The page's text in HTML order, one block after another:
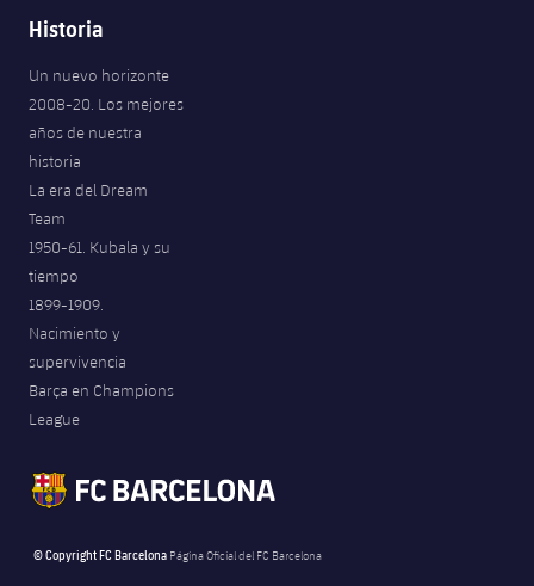
Historia
Un nuevo horizonte
2008-20. Los mejores
años de nuestra
historia
La era del Dream
Team
1950-61. Kubala y su
tiempo
1899-1909.
Nacimiento y
supervivencia
Barça en Champions
League
© Copyright FC Barcelona Página Oficial del FC Barcelona